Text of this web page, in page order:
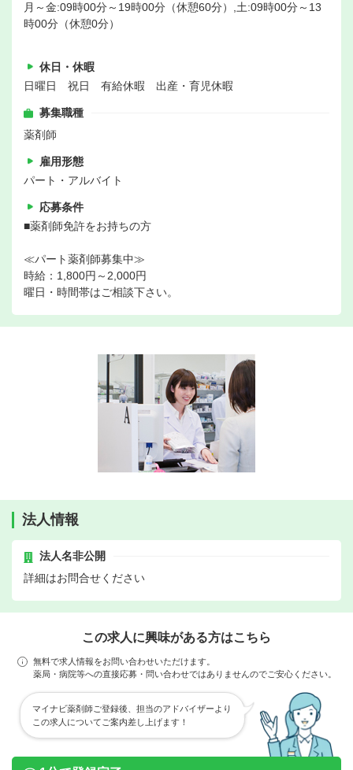
月～金:09時00分～19時00分（休憩60分）,土:09時00分～13
時00分（休憩0分）
休日・休暇
日曜日 祝日 有給休暇 出産・育児休暇
募集職種
薬剤師
雇用形態
パート・アルバイト
応募条件
■薬剤師免許をお持ちの方
≪パート薬剤師募集中≫
時給：1,800円～2,000円
曜日・時間帯はご相談下さい。
法人情報
法人名非公開
詳細はお問合せください
この求人に興味がある方はこちら
無料で求人情報をお問い合わせいただけます。
薬局・病院等への直接応募・問い合わせではありませんのでご安心ください。
マイナビ薬剤師ご登録後、担当のアドバイザーより
この求人についてご案内差し上げます！